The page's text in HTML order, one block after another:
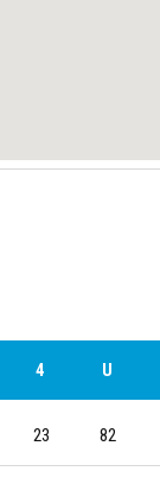
4 U
23 82